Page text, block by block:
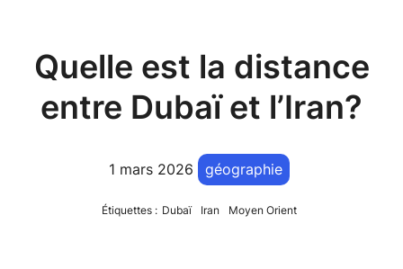
Quelle est la distance
entre Dubaï et l’Iran?
1 mars 2026 géographie
Étiquettes : Dubaï Iran Moyen Orient